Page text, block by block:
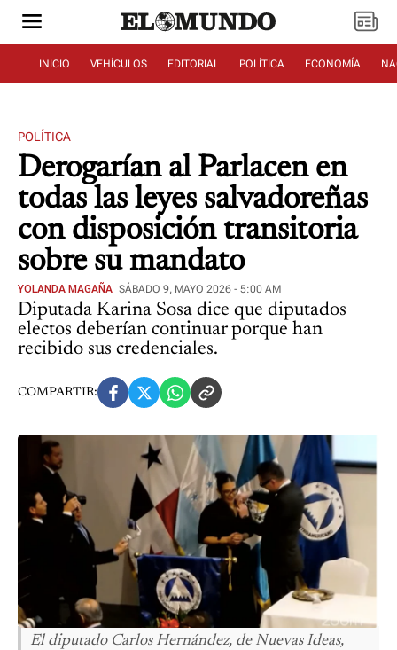
INICIO VEHÍCULOS EDITORIAL POLÍTICA ECONOMÍA
POLÍTICA
Derogarían al Parlacen en
todas las leyes salvadoreñas
con disposición transitoria
sobre su mandato
YOLANDA MAGAÑA SÁBADO 9, MAYO 2026 - 5:00 AM
Diputada Karina Sosa dice que diputados
electos deberían continuar porque han
recibido sus credenciales.
COMPARTIR:
El diputado Carlos Hernández, de Nuevas Ideas,